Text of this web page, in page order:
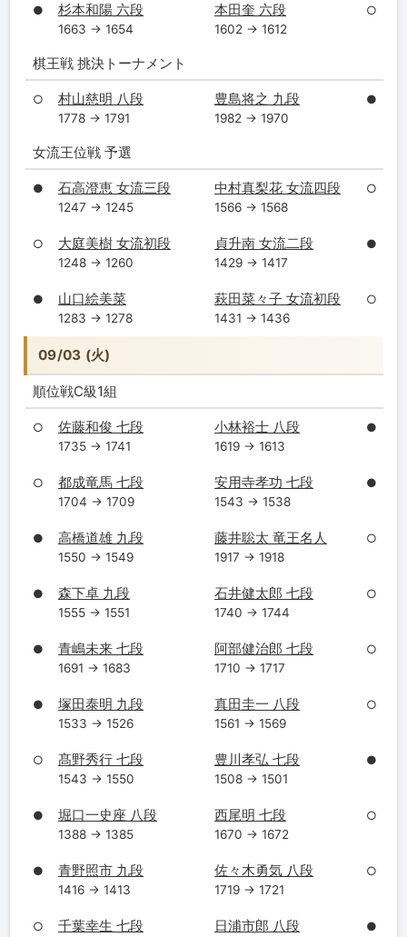
● 杉本和陽 六段
1663 → 1654
本田奎 六段
1602 → 1612
○
棋王戦 挑決トーナメント
○ 村山慈明 八段
1778 → 1791
豊島将之 九段
1982 → 1970
●
女流王位戦 予選
● 石高澄恵 女流三段
1247 → 1245
中村真梨花 女流四段
1566 → 1568
○
○ 大庭美樹 女流初段
1248 → 1260
貞升南 女流二段
1429 → 1417
●
● 山口絵美菜
1283 → 1278
萩田菜々子 女流初段
1431 → 1436
○
09/03 (火)
順位戦C級1組
○ 佐藤和俊 七段
1735 → 1741
小林裕士 八段
1619 → 1613
●
○ 都成竜馬 七段
1704 → 1709
安用寺孝功 七段
1543 → 1538
●
● 高橋道雄 九段
1550 → 1549
藤井聡太 竜王名人
1917 → 1918
○
● 森下卓 九段
1555 → 1551
石井健太郎 七段
1740 → 1744
○
● 青嶋未来 七段
1691 → 1683
阿部健治郎 七段
1710 → 1717
○
● 塚田泰明 九段
1533 → 1526
真田圭一 八段
1561 → 1569
○
○ 髙野秀行 七段
1543 → 1550
豊川孝弘 七段
1508 → 1501
●
● 堀口一史座 八段
1388 → 1385
西尾明 七段
1670 → 1672
○
● 青野照市 九段
1416 → 1413
佐々木勇気 八段
1719 → 1721
○
○ 千葉幸生 七段 日浦市郎 八段 ●